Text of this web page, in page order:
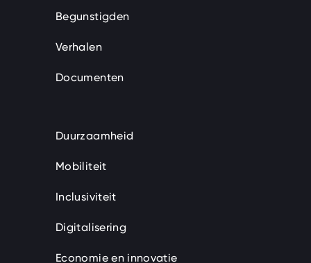
Begunstigden
Verhalen
Documenten
Duurzaamheid
Mobiliteit
Inclusiviteit
Digitalisering
Economie en innovatie